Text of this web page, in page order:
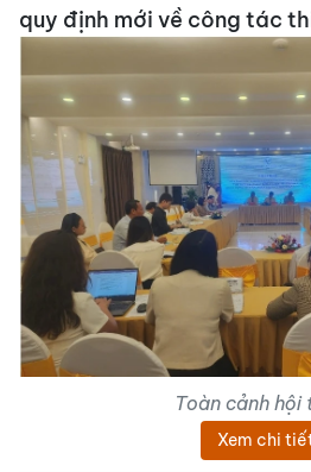
quy định mới về công tác
Toàn cảnh hội
Xem chi